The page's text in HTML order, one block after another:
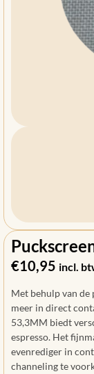
€10,95 incl.
Met behulp van
meer in direct
53,3MM biedt
espresso. Het
evenrediger in
channeling te